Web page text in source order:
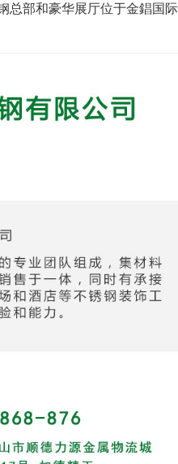
总部和豪华展厅位于金錩国